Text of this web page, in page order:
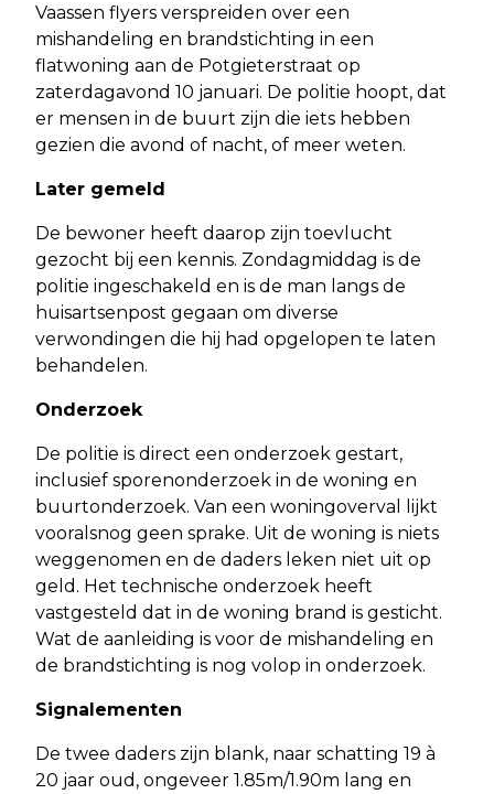
Vaassen flyers verspreiden over een
mishandeling en brandstichting in een
flatwoning aan de Potgieterstraat op
zaterdagavond 10 januari. De politie hoopt, dat
er mensen in de buurt zijn die iets hebben
gezien die avond of nacht, of meer weten.
Later gemeld
De bewoner heeft daarop zijn toevlucht
gezocht bij een kennis. Zondagmiddag is de
politie ingeschakeld en is de man langs de
huisartsenpost gegaan om diverse
verwondingen die hij had opgelopen te laten
behandelen.
Onderzoek
De politie is direct een onderzoek gestart,
inclusief sporenonderzoek in de woning en
buurtonderzoek. Van een woningoverval lijkt
vooralsnog geen sprake. Uit de woning is niets
weggenomen en de daders leken niet uit op
geld. Het technische onderzoek heeft
vastgesteld dat in de woning brand is gesticht.
Wat de aanleiding is voor de mishandeling en
de brandstichting is nog volop in onderzoek.
Signalementen
De twee daders zijn blank, naar schatting 19 à
20 jaar oud, ongeveer 1.85m/1.90m lang en